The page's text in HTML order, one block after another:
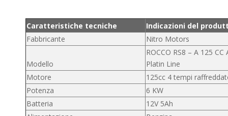
Caratteristiche tecniche
Indicazioni del
Fabbricante
Nitro Motors
Modello
ROCCO RS8 – A 125
Platin Line
Motore
125cc 4 tempi
Potenza
6 KW
Batteria
12V 5Ah